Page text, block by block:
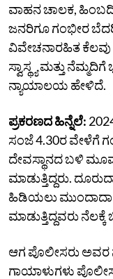
ವಾಹನ ಚಾಲಕ,
ಜನರಿಗೂ ಗಂಭೀರ
ವಿವೇಚನಾರಹಿತ
ಸ್ವಾಸ್ಥ್ಯ ಮತ್ತು
ನ್ಯಾಯಾಲಯ ಹೇಳಿದೆ.
ಪ್ರಕರಣದ ಹಿನ್ನೆಲೆ:
ಸಂಜೆ 4.30ರ ವೇಳೆಗೆ
ದೇವಸ್ಥಾನದ ಬಳಿ
ಮಾಡುತ್ತಿದ್ದರು.
ಹಿಡಿಯಲು
ಮಾಡುತ್ತಿದ್ದವರು ನೆಲಕ್ಕೆ
ಆಗ ಪೊಲೀಸರು ಅವರ
ಗಾಯಾಳುಗಳು